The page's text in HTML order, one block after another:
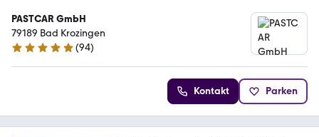
PASTCAR GmbH
79189 Bad Krozingen
5 Sterne
(94)
Kontakt Parken